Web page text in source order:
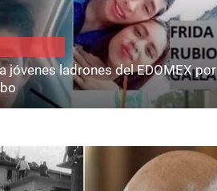
jóvenes ladrones del EDOMEX por